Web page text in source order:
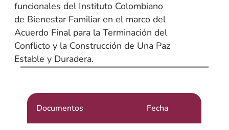
funcionales del Instituto Colombiano
de Bienestar Familiar en el marco del
Acuerdo Final para la Terminación del
Conflicto y la Construcción de Una Paz
Estable y Duradera.
Documentos Fecha